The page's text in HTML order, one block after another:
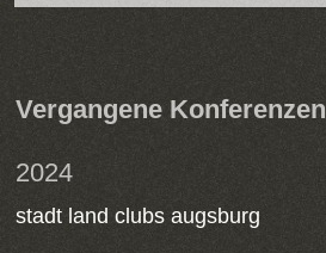
Vergangene Konferenzen
2024
stadt land clubs augsburg